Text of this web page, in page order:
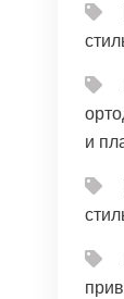
и